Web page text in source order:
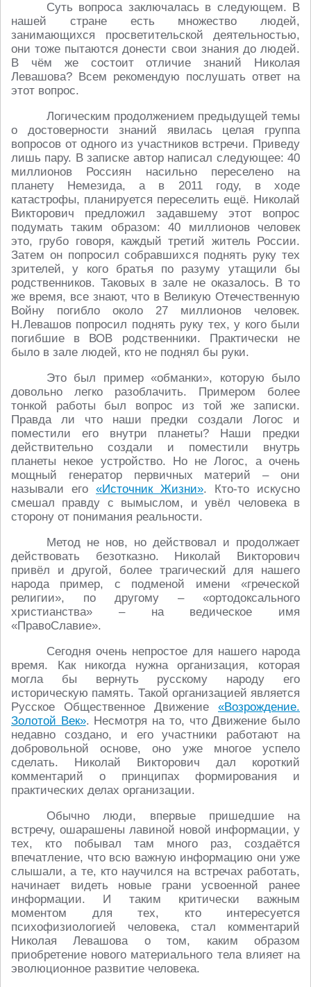
Суть вопроса заключалась в следующем. В
нашей стране есть множество людей,
занимающихся просветительской деятельностью,
они тоже пытаются донести свои знания до людей.
В чём же состоит отличие знаний Николая
Левашова? Всем рекомендую послушать ответ на
этот вопрос.
Логическим продолжением предыдущей темы
о достоверности знаний явилась целая группа
вопросов от одного из участников встречи. Приведу
лишь пару. В записке автор написал следующее: 40
миллионов Россиян насильно переселено на
планету Немезида, а в 2011 году, в ходе
катастрофы, планируется переселить ещё. Николай
Викторович предложил задавшему этот вопрос
подумать таким образом: 40 миллионов человек
это, грубо говоря, каждый третий житель России.
Затем он попросил собравшихся поднять руку тех
зрителей, у кого братья по разуму утащили бы
родственников. Таковых в зале не оказалось. В то
же время, все знают, что в Великую Отечественную
Войну погибло около 27 миллионов человек.
Н.Левашов попросил поднять руку тех, у кого были
погибшие в ВОВ родственники. Практически не
было в зале людей, кто не поднял бы руки.
Это был пример «обманки», которую было
довольно легко разоблачить. Примером более
тонкой работы был вопрос из той же записки.
Правда ли что наши предки создали Логос и
поместили его внутри планеты? Наши предки
действительно создали и поместили внутрь
планеты некое устройство. Но не Логос, а очень
мощный генератор первичных материй – они
называли его «Источник Жизни». Кто-то искусно
смешал правду с вымыслом, и увёл человека в
сторону от понимания реальности.
Метод не нов, но действовал и продолжает
действовать безотказно. Николай Викторович
привёл и другой, более трагический для нашего
народа пример, с подменой имени «греческой
религии», по другому – «ортодоксального
христианства» – на ведическое имя
«ПравоСлавие».
Сегодня очень непростое для нашего народа
время. Как никогда нужна организация, которая
могла бы вернуть русскому народу его
историческую память. Такой организацией является
Русское Общественное Движение «Возрождение.
Золотой Век». Несмотря на то, что Движение было
недавно создано, и его участники работают на
добровольной основе, оно уже многое успело
сделать. Николай Викторович дал короткий
комментарий о принципах формирования и
практических делах организации.
Обычно люди, впервые пришедшие на
встречу, ошарашены лавиной новой информации, у
тех, кто побывал там много раз, создаётся
впечатление, что всю важную информацию они уже
слышали, а те, кто научился на встречах работать,
начинает видеть новые грани усвоенной ранее
информации. И таким критически важным
моментом для тех, кто интересуется
психофизиологией человека, стал комментарий
Николая Левашова о том, каким образом
приобретение нового материального тела влияет на
эволюционное развитие человека.